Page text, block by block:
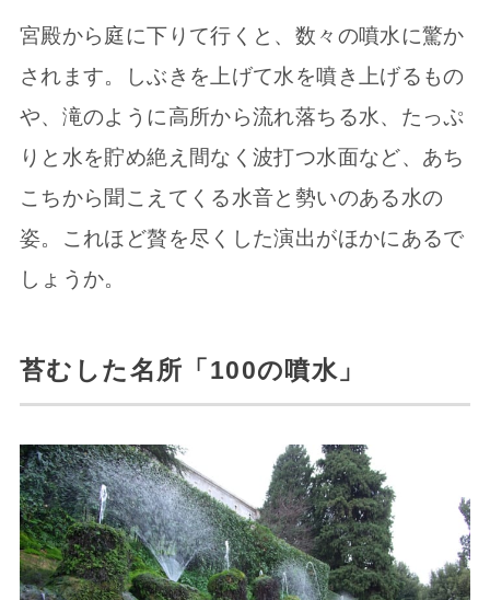
宮殿から庭に下りて行くと、数々の噴水に驚か
されます。しぶきを上げて水を噴き上げるもの
や、滝のように高所から流れ落ちる水、たっぷ
りと水を貯め絶え間なく波打つ水面など、あち
こちから聞こえてくる水音と勢いのある水の
姿。これほど贅を尽くした演出がほかにあるで
しょうか。
苔むした名所「100の噴水」